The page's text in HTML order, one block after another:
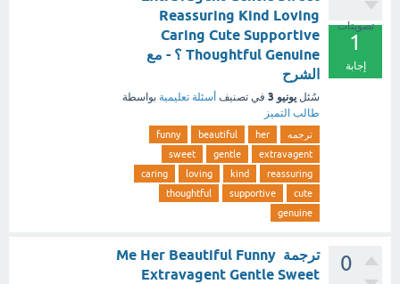
تصويتات
1
إجابة
Reassuring Kind Loving
Caring Cute Supportive
Thoughtful Genuine ؟ - مع
الشرح
سُئل يونيو 3 في تصنيف أسئلة تعليمية بواسطة
طالب التميز
ترجمه her
beautiful
funny
extravagent
gentle
sweet
reassuring
kind
loving
caring
cute
supportive
thoughtful
genuine
0
ترجمة Me Her Beautiful Funny
Extravagent Gentle Sweet